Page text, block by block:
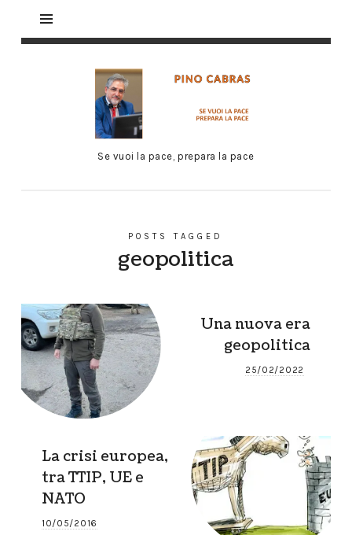
Se vuoi la pace, prepara la pace
POSTS TAGGED
geopolitica
Una nuova era
geopolitica
25/02/2022
La crisi europea,
tra TTIP, UE e
NATO
10/05/2016